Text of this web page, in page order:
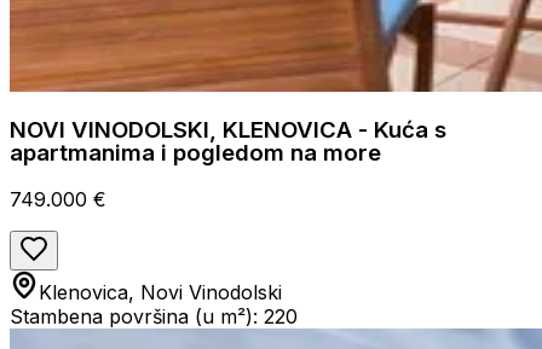
NOVI VINODOLSKI, KLENOVICA - Kuća s
apartmanima i pogledom na more
749.000 €
Klenovica, Novi Vinodolski
Stambena površina (u m²): 220